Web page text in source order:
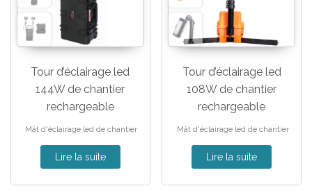
Tour d’éclairage led
144W de chantier
rechargeable
Mât d'éclairage led de chantier
Lire la suite
Tour d’éclairage led
108W de chantier
rechargeable
Mât d'éclairage led de chantier
Lire la suite